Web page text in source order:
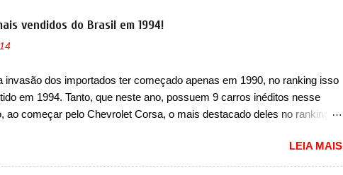
vendidos do Brasil em 1994!
invasão dos importados ter começado apenas em 1990, no ranking isso
em 1994. Tanto, que neste ano, possuem 9 carros inéditos nesse
ao começar pelo Chevrolet Corsa, o mais destacado deles no ranking
da Chevrolet que assustou a concorrência. Nesse ano também era
nova geração do Volkswagen Gol que depois de 14 anos ganhava uma
LEIA MAIS